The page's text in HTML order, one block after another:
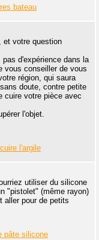
bateau
et votre question
d'expérience dans la
vous conseiller de vous
région, qui saura
doute, contre petite
cuire votre pièce avec
l'objet.
l'argile
utiliser du silicone
"pistolet" (même rayon)
aller pour de petits
pâte silicone